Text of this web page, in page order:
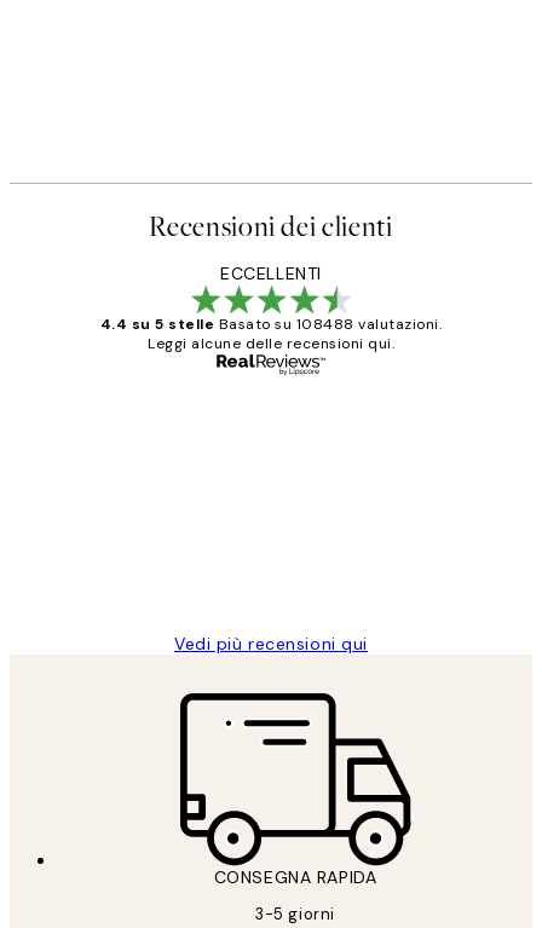
Recensioni dei clienti
ECCELLENTI
4.4 su 5 stelle Basato su 108488 valutazioni.
Leggi alcune delle recensioni qui.
Vedi più recensioni qui
CONSEGNA RAPIDA
3-5 giorni